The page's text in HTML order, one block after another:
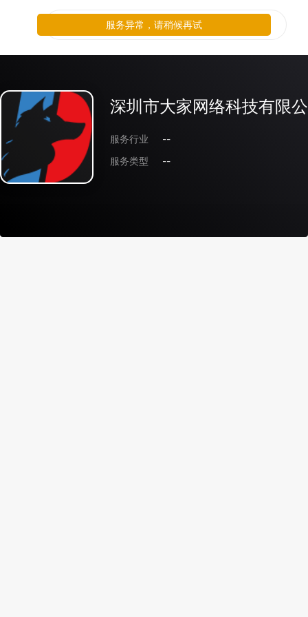
深圳市大家网络科技有限
服务行业
--
服务类型
--
服务异常，请稍候再试